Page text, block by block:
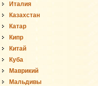
Италия
Казахстан
Катар
Кипр
Китай
Куба
Маврикий
Мальдивы